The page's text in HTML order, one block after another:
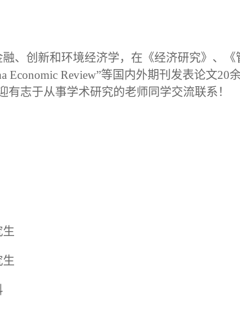
、创新和环境经济学，在《经济研究》、
Economic Review”等国内外期刊发表论文20
志于从事学术研究的老师同学交流联系！